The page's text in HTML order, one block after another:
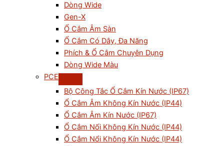
Dòng Wide
Gen-X
Ổ Cắm Âm Sàn
Ổ Cắm Có Dây, Đa Năng
Phích & Ổ Cắm Chuyên Dụng
Dòng Wide Màu
PCE
Bộ Công Tắc Ổ Cắm Kín Nước (IP67)
Ổ Cắm Âm Không Kín Nước (IP44)
Ổ Cắm Âm Kín Nước (IP67)
Ổ Cắm Nối Không Kín Nước (IP44)
Ổ Cắm Nổi Không Kín Nước (IP44)